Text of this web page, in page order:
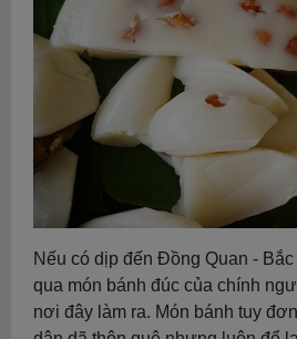
Nếu có dịp đến Đồng Quan -
qua món bánh đúc của chính
nơi đây làm ra. Món bánh tuy